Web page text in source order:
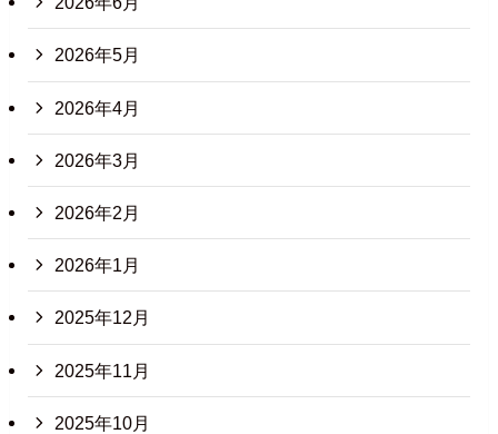
2026年5月
2026年4月
2026年3月
2026年2月
2026年1月
2025年12月
2025年11月
2025年10月